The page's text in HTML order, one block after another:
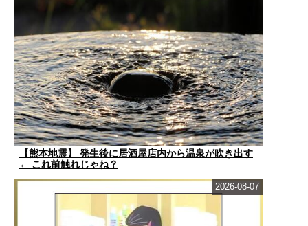
【熊本地震】 発生後に居酒屋店内から温泉が吹き出す
← これ前触れじゃね？
2026-08-07